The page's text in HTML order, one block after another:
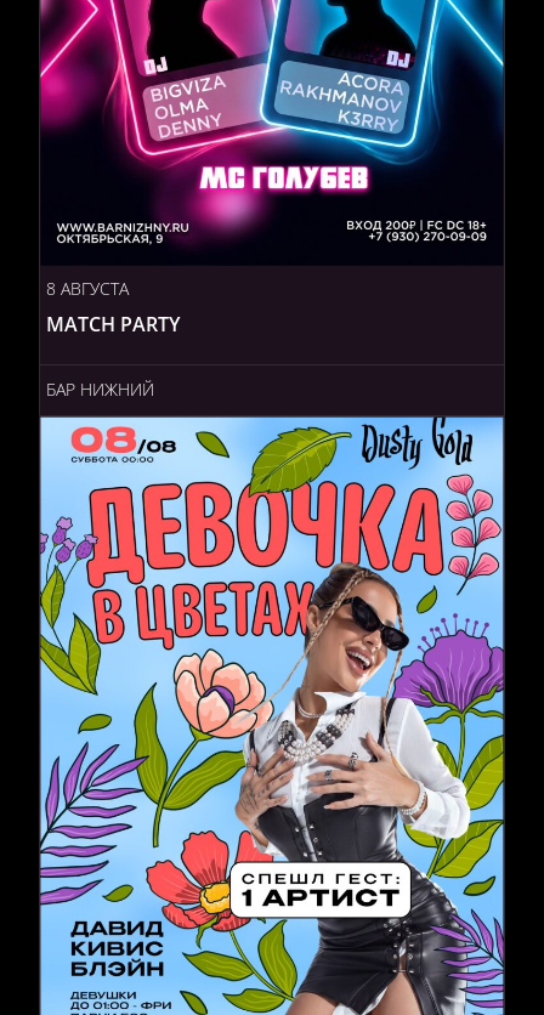
8 АВГУСТА
MATCH PARTY
БАР НИЖНИЙ